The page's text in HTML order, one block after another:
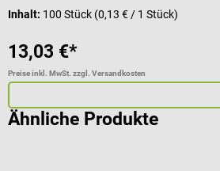
Inhalt: 100 Stück (0,13 € / 1 Stück)
13,03 €*
Preise inkl. MwSt. zzgl. Versandkosten
Ähnliche Produkte